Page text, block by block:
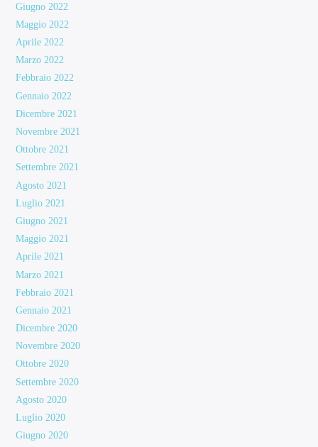
Giugno 2022
Maggio 2022
Aprile 2022
Marzo 2022
Febbraio 2022
Gennaio 2022
Dicembre 2021
Novembre 2021
Ottobre 2021
Settembre 2021
Agosto 2021
Luglio 2021
Giugno 2021
Maggio 2021
Aprile 2021
Marzo 2021
Febbraio 2021
Gennaio 2021
Dicembre 2020
Novembre 2020
Ottobre 2020
Settembre 2020
Agosto 2020
Luglio 2020
Giugno 2020